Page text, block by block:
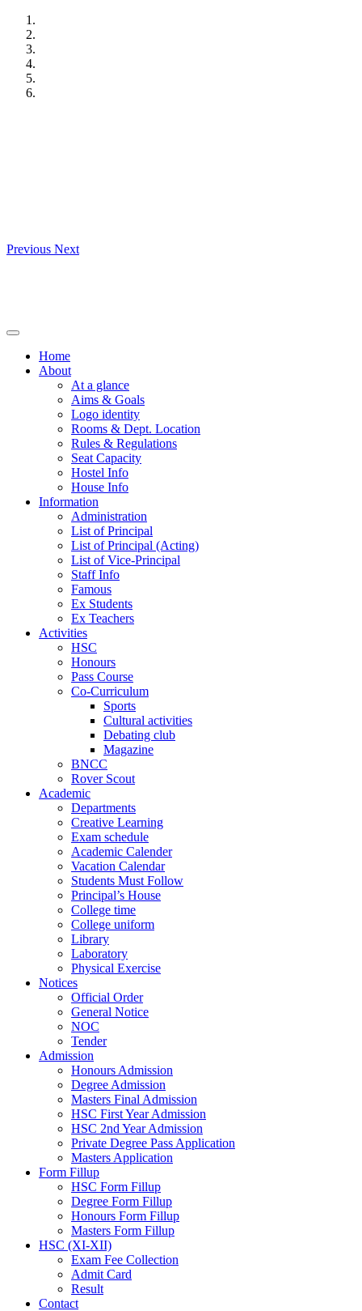
Skip
content
Previous Next
Home
About
At a glance
Aims & Goals
Logo identity
Rooms & Dept. Location
Rules & Regulations
Seat Capacity
Hostel Info
House Info
Information
Administration
List of Principal
List of Principal (Acting)
List of Vice-Principal
Staff Info
Famous
Ex Students
Ex Teachers
Activities
HSC
Honours
Pass Course
Co-Curriculum
Sports
Cultural activities
Debating club
Magazine
BNCC
Rover Scout
Academic
Departments
Creative Learning
Exam schedule
Academic Calender
Vacation Calendar
Students Must Follow
Principal’s House
College time
College uniform
Library
Laboratory
Physical Exercise
Notices
Official Order
General Notice
NOC
Tender
Admission
Honours Admission
Degree Admission
Masters Final Admission
HSC First Year Admission
HSC 2nd Year Admission
Private Degree Pass Application
Masters Application
Form Fillup
HSC Form Fillup
Degree Form Fillup
Honours Form Fillup
Masters Form Fillup
HSC (XI-XII)
Exam Fee Collection
Admit Card
Result
Contact